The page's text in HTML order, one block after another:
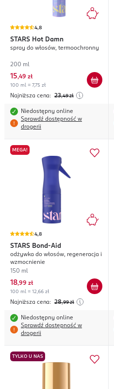
4,8
STARS Hot Damn
spray do włosów, termoochronny
200 ml
15,49 zł
100 ml = 7,75 zł
Najniższa cena: 23,49 zł
Niedostępny online
Sprawdź dostępność w
drogerii
MEGA!
4,8
STARS Bond-Aid
odżywka do włosów, regeneracja i
wzmocnienie
150 ml
18,99 zł
100 ml = 12,66 zł
Najniższa cena: 28,99 zł
Niedostępny online
Sprawdź dostępność w
drogerii
TYLKO U NAS